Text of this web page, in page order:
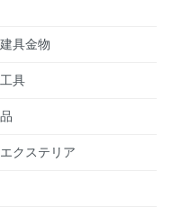
具金物
具
クステリア